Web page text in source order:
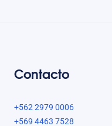
Contacto
+562 2979 0006
+569 4463 7528